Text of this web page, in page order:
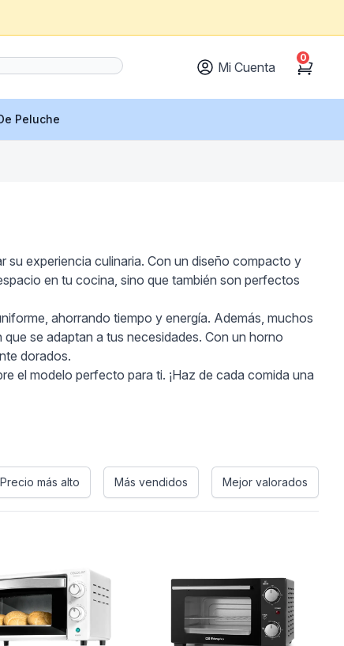
Mi Cuenta Cart
0
Peluche
su experiencia culinaria. Con un diseño compacto y
en tu cocina, sino que también son perfectos
ahorrando tiempo y energía. Además, muchos
se adaptan a tus necesidades. Con un horno
dorados.
el modelo perfecto para ti. ¡Haz de cada comida una
Precio más alto Más vendidos Mejor valorados